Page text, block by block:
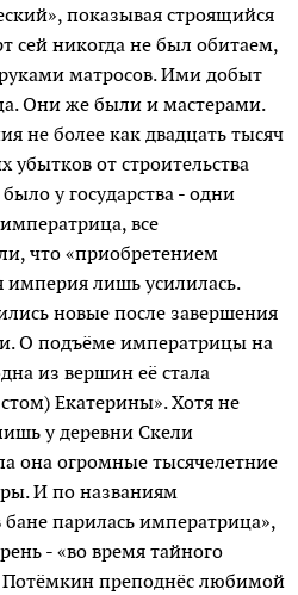
показывая строящийся
сей никогда не был обитаем,
матросов. Ими добыт
Они же были и мастерами.
не более как двадцать тысяч
убытков от строительства
у государства - одни
все
что «приобретением
империя лишь усилилась.
новые после завершения
О подъёме императрицы на
из вершин её стала
Екатерины». Хотя не
у деревни Скели
она огромные тысячелетние
И по названиям
бане парилась императрица»,
- «во время тайного
Потёмкин преподнёс любимой